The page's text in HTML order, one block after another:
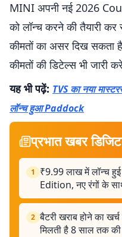
MINI अपनी नई 2026
को लॉन्च करने की तैयारी कर
कीमतों का असर दिख सकता
कीमतों की डिटेल्स भी जारी
यह भी पढ़ें: TVS का नया
लॉन्च हुआ Paddock
प्रभात खबर
1
₹9.99 लाख में लॉन्च
Edition, नए रंगों के
2 बैटरी खराब होने का
मिलती है 8 साल तक की